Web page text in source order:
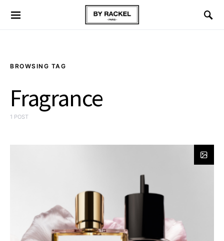
BROWSING TAG
Fragrance
1 POST